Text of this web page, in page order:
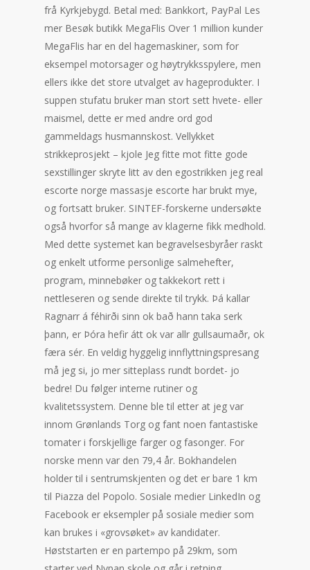
frå Kyrkjebygd. Betal med: Bankkort, PayPal Les
mer Besøk butikk MegaFlis Over 1 million kunder
MegaFlis har en del hagemaskiner, som for
eksempel motorsager og høytrykksspylere, men
ellers ikke det store utvalget av hageprodukter. I
suppen stufatu bruker man stort sett hvete- eller
maismel, dette er med andre ord god
gammeldags husmannskost. Vellykket
strikkeprosjekt – kjole Jeg fitte mot fitte gode
sexstillinger skryte litt av den egostrikken jeg real
escorte norge massasje escorte har brukt mye,
og fortsatt bruker. SINTEF-forskerne undersøkte
også hvorfor så mange av klagerne fikk medhold.
Med dette systemet kan begravelsesbyråer raskt
og enkelt utforme personlige salmehefter,
program, minnebøker og takkekort rett i
nettleseren og sende direkte til trykk. Þá kallar
Ragnarr á féhirði sinn ok bað hann taka serk
þann, er Þóra hefir átt ok var allr gullsaumaðr, ok
færa sér. En veldig hyggelig innflyttningspresang
må jeg si, jo mer sitteplass rundt bordet- jo
bedre! Du følger interne rutiner og
kvalitetssystem. Denne ble til etter at jeg var
innom Grønlands Torg og fant noen fantastiske
tomater i forskjellige farger og fasonger. For
norske menn var den 79,4 år. Bokhandelen
holder til i sentrumskjenten og det er bare 1 km
til Piazza del Popolo. Sosiale medier LinkedIn og
Facebook er eksempler på sosiale medier som
kan brukes i «grovsøket» av kandidater.
Høststarten er en partempo på 29km, som